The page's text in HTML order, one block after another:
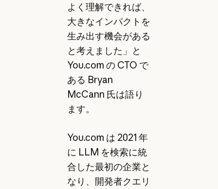
よく理解できれば、
大きなインパクトを
生み出す機会がある
と考えました」と
You.com の CTO で
ある Bryan
McCann 氏は語り
ます。
You.com は 2021 年
に LLM を検索に統
合した最初の企業と
なり、開発者クエリ